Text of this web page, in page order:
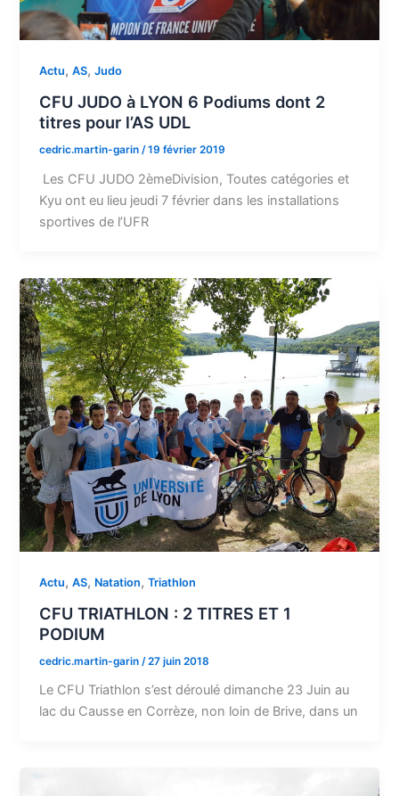
Actu,AS,Judo
CFU JUDO à LYON 6 Podiums dont 2
titres pour l’AS UDL
cedric.martin-garin /19 février 2019
Les CFU JUDO 2èmeDivision, Toutes catégories et
Kyu ont eu lieu jeudi 7 février dans les installations
sportives de l’UFR
Actu,AS, Natation,Triathlon
CFU TRIATHLON : 2 TITRES ET 1
PODIUM
cedric.martin-garin /27 juin 2018
Le CFU Triathlon s’est déroulé dimanche 23 Juin au
lac du Causse en Corrèze, non loin de Brive, dans un